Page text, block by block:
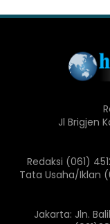
Jl Brigjen
Redaksi (061)
Tata Usaha/Iklan
Jakarta: Jln.